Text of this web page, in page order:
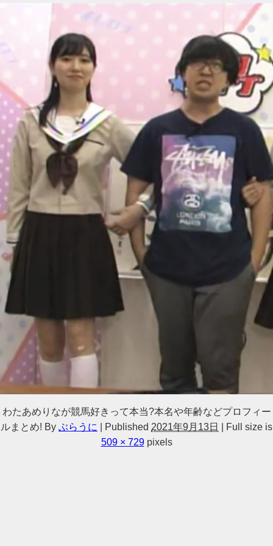
わたあめりなが競馬好きって本当?本名や年齢などプロフィー
ルまとめ! By ぶらうに Published 2021年9月13日
Full size is
509 × 729pixels